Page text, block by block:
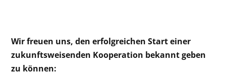
Wir freuen uns, den erfolgreichen Start einer
zukunftsweisenden Kooperation bekannt geben
zu können: